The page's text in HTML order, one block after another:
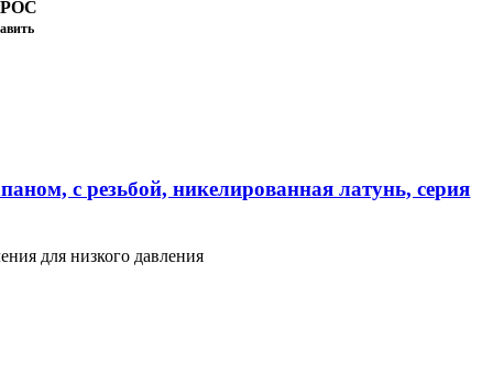
с резьбой, никелированная латунь, серия
для низкого давления